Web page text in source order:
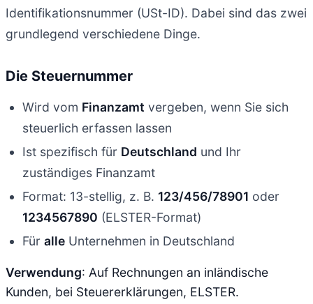
Identifikationsnummer (USt-ID). Dabei sind das zwei
grundlegend verschiedene Dinge.
Die Steuernummer
Wird vom Finanzamt vergeben, wenn Sie sich
steuerlich erfassen lassen
Ist spezifisch für Deutschland und Ihr
zuständiges Finanzamt
Format: 13-stellig, z. B. 123/456/78901 oder
1234567890 (ELSTER-Format)
Für alle Unternehmen in Deutschland
Verwendung: Auf Rechnungen an inländische
Kunden, bei Steuererklärungen, ELSTER.